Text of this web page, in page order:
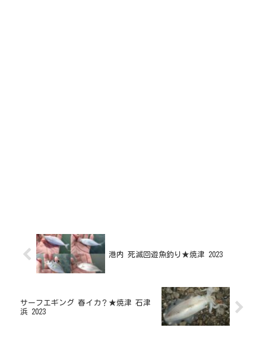
港内 死滅回遊魚釣り★焼津 2023
サーフエギング 春イカ？★焼津 石津
浜 2023